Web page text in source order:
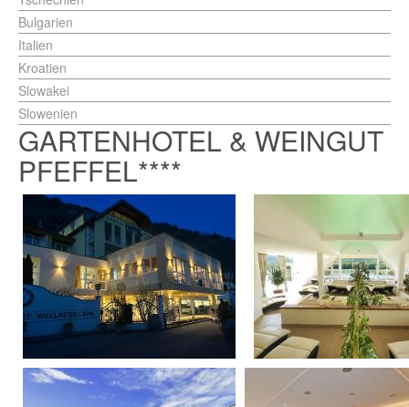
Bulgarien
Italien
Kroatien
Slowakei
Slowenien
GARTENHOTEL & WEINGUT
PFEFFEL****